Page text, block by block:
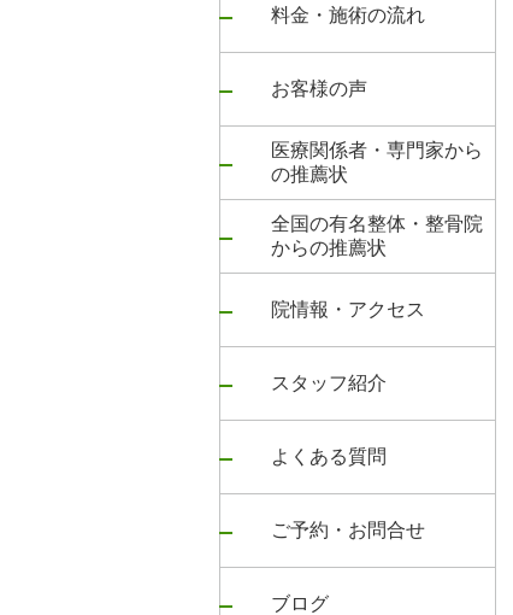
料金・施術の流れ
お客様の声
医療関係者・専門家から
の推薦状
全国の有名整体・整骨院
からの推薦状
院情報・アクセス
スタッフ紹介
よくある質問
ご予約・お問合せ
ブログ